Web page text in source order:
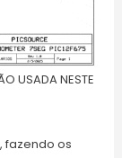
USADA NESTE
fazendo os